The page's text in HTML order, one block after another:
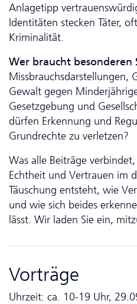
Anlagetipp
Identitäten stecken Täter,
Kriminalität.
Wer braucht besonderen
Missbrauchsdarstellungen,
Gewalt gegen
Gesetzgebung und
dürfen Erkennung und
Grundrechte zu verletzen?
Was alle Beiträge
Echtheit und Vertrauen im
Täuschung entsteht, wie
und wie sich beides
lässt. Wir laden Sie ein,
Vorträge
Uhrzeit: ca. 10-19 Uhr,